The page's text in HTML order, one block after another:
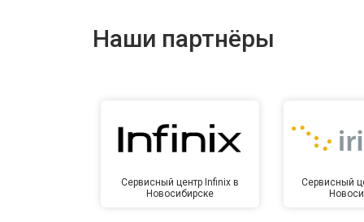
Наши партнёры
Сервисный центр Infinix в
Новосибирске
Сервисный